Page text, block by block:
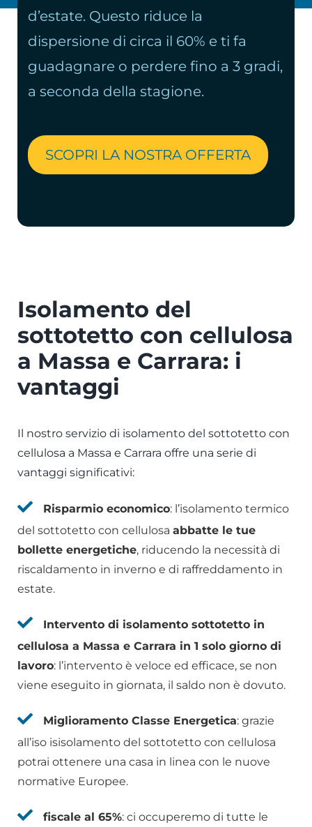
d’estate. Questo riduce la
dispersione di circa il 60% e ti fa
guadagnare o perdere fino a 3 gradi,
a seconda della stagione.
SCOPRI LA NOSTRA OFFERTA
Isolamento del
sottotetto con cellulosa
a Massa e Carrara: i
vantaggi
Il nostro servizio di isolamento del sottotetto con
cellulosa a Massa e Carrara offre una serie di
vantaggi significativi:
Risparmio economico: l’isolamento termico
del sottotetto con cellulosa abbatte le tue
bollette energetiche, riducendo la necessità di
riscaldamento in inverno e di raffreddamento in
estate.
Intervento di isolamento sottotetto in
cellulosa a Massa e Carrara in 1 solo giorno di
lavoro: l’intervento è veloce ed efficace, se non
viene eseguito in giornata, il saldo non è dovuto.
Miglioramento Classe Energetica: grazie
all’iso isisolamento del sottotetto con cellulosa
potrai ottenere una casa in linea con le nuove
normative Europee.
fiscale al 65%: ci occuperemo di tutte le